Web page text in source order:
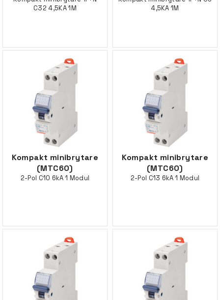
C32 4,5KA 1M
4,5KA 1M
Kompakt minibrytare
(MTC60)
2-Pol C10 6kA 1 Modul
Kompakt minibrytare
(MTC60)
2-Pol C13 6kA 1 Modul